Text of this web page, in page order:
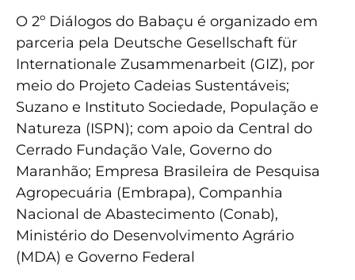
O 2º Diálogos do Babaçu é organizado em
parceria pela Deutsche Gesellschaft für
Internationale Zusammenarbeit (GIZ), por
meio do Projeto Cadeias Sustentáveis;
Suzano e Instituto Sociedade, População e
Natureza (ISPN); com apoio da Central do
Cerrado Fundação Vale, Governo do
Maranhão; Empresa Brasileira de Pesquisa
Agropecuária (Embrapa), Companhia
Nacional de Abastecimento (Conab),
Ministério do Desenvolvimento Agrário
(MDA) e Governo Federal